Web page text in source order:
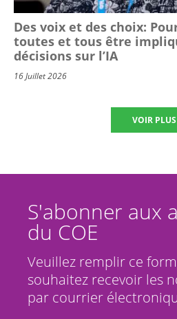
Des voix et des choix:
toutes et tous être
décisions sur l’IA
16 Juillet 2026
VOIR PLUS
S'abonner aux
du COE
Veuillez remplir ce
souhaitez recevoir les
par courrier